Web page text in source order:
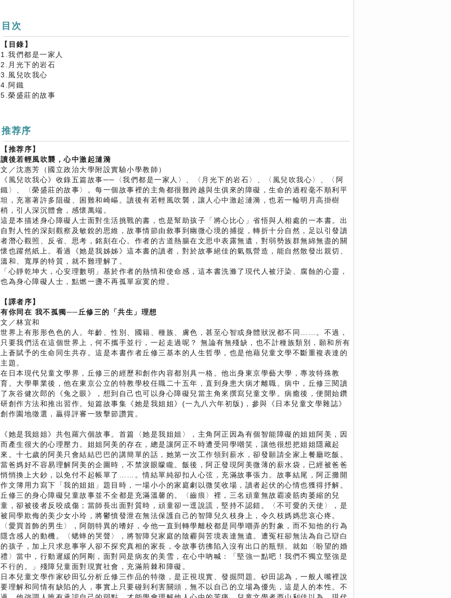
目次
【目錄】
1.我們都是一家人
2.月光下的岩石
3.風兒吹我心
4.阿鐵
5.榮盛莊的故事
推荐序
【推荐序】
讀後若輕風吹襲，心中激起漣漪
文／沈惠芳（國立政治大學附設實驗小學教師）
《風兒吹我心》收錄五篇故事──〈我們都是一家人〉、〈月光下的岩石〉、〈風兒吹我心〉、〈阿
鐵〉、〈榮盛莊的故事〉。每一個故事裡的主角都很難跨越與生俱來的障礙，生命的過程毫不順利平
坦，充塞著許多阻礙、困難和崎嶇。讀後有若輕風吹襲，讓人心中激起漣漪，也若一輪明月高掛樹
梢，引人深沉體會，感懷萬端。
這是本描述身心障礙人士面對生活挑戰的書，也是幫助孩子「將心比心」省悟與人相處的一本書。出
自對人性的深刻觀察及敏銳的思維，故事情節由敘事到幽微心境的捕捉，轉折十分自然，足以引發讀
者潛心觀照、反省、思考，銘刻在心。作者的古道熱腸在文思中表露無遺，對弱勢族群無綿無盡的關
懷也躍然紙上。看過《她是我姊姊》這本書的讀者，對於故事絕佳的氣氛營造，能自然散發出親切、
溫和、寬厚的特質，就不難理解了。
「心靜乾坤大，心安理數明」基於作者的熱情和使命感，這本書洗滌了現代人被汙染、腐蝕的心靈，
也為身心障礙人士，點燃一盞不再孤單寂寞的燈。
【譯者序】
有你同在 我不孤獨──丘修三的「共生」理想
文／林宜和
世界上有形形色色的人。年齡、性別、國籍、種族、膚色，甚至心智或身體狀況都不同……。不過，
只要我們活在這個世界上，何不攜手並行，一起走過呢？ 無論有無殘缺，也不計種族類別，願和所有
上蒼賦予的生命同生共存。這是本書作者丘修三基本的人生哲學，也是他藉兒童文學不斷重複表達的
主題。
在日本現代兒童文學界，丘修三的經歷和創作內容都別具一格。他出身東京學藝大學，專攻特殊教
育。大學畢業後，他在東京公立的特教學校任職二十五年，直到身患大病才離職。病中，丘修三閱讀
了灰谷健次郎的《兔之眼》，想到自己也可以身心障礙兒當主角來撰寫兒童文學。病癒後，便開始鑽
研創作方法和推出習作。短篇故事集《她是我姐姐》(一九八六年初版)，參與《日本兒童文學雜誌》
創作園地徵選，贏得評審一致擊節讚賞。
《她是我姐姐》共包羅六個故事。首篇〈她是我姐姐〉，主角阿正因為有個智能障礙的姐姐阿美，因
而產生很大的心理壓力。姐姐阿美的存在，總是讓阿正不時遭受同學嘲笑，讓他很想把姐姐隱藏起
來。十七歲的阿美只會結結巴巴的講簡單的話，她第一次工作領到薪水，卻發願請全家上餐廳吃飯。
當爸媽好不容易理解阿美的企圖時，不禁淚眼矇矓。飯後，阿正發現阿美微薄的薪水袋，已經被爸爸
悄悄換上大鈔，以免付不起帳單了……。情結單純卻扣人心弦，充滿故事張力。故事結尾，阿正攤開
作文簿用力寫下「我的姐姐」題目時，一場小小的家庭劇以微笑收場，讀者起伏的心情也獲得抒解。
丘修三的身心障礙兒童故事並不全都是充滿溫馨的。〈齒痕〉裡，三名頑童無故霸凌筋肉萎縮的兒
童，卻被後者反咬成傷；當師長出面對質時，頑童卻一逕說謊，堅持不認錯。〈不可愛的天使〉，是
被同學欺侮的美少女小玲，將鬱憤發泄在無法保護自己的智障兒久枝身上，令久枝媽媽悲哀心疼。
〈愛買首飾的男生〉，阿朗特異的嗜好，令他一直到轉學離校都是同學嘲弄的對象，而不知他的行為
隱含感人的動機。〈蟋蟀的哭聲〉，將智障兒家庭的陰霾與苦境表達無遺。遭冤枉卻無法為自己辯白
的孩子，加上只求息事寧人卻不探究真相的家長，令故事彷彿陷入沒有出口的瓶頸。就如〈盼望的婚
禮〉當中，行動遲緩的阿剛，面對同是病友的美雪，在心中吶喊：「堅強一點吧！我們不獨立堅強是
不行的。」殘障兒童面對現實社會，充滿荊棘和障礙。
日本兒童文學作家砂田弘分析丘修三作品的特徵，是正視現實、發掘問題。砂田認為，一般人嘴裡說
要理解和同情有缺陷的人，事實上只要碰到利害關頭，無不以自己的立場為優先，這是人的本性。不